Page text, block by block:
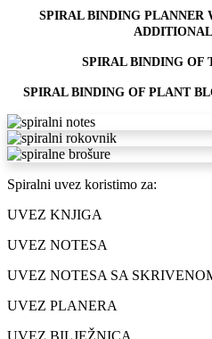
SPIRAL BINDING PLANNER
SPIRAL BINDING OF
SPIRAL BINDING OF PLANT
Spiralni uvez koristimo za:
UVEZ KNJIGA
UVEZ NOTESA
UVEZ NOTESA SA
UVEZ PLANERA
UVEZ BILJEŽNICA